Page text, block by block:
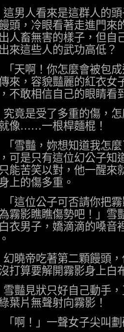
這男人看來是這群人的
頭，冷眼看著走進門來
人畜無害的樣子，但自
來這些人的武功高低？
「天啊！你怎麼會被包
來，容貌豔麗的紅衣女
不敢相信自己的眼睛看
究竟是受了多重的傷，
像……一根桿麵棍！
「雪豔，妳想知道我怎
可是只有這位幻公子知
能苦笑以對，他一醒來
上的傷多重。
「這位公子可否請你把
霧影瞧瞧傷勢吧！」雪
衣男子，嬌滴滴的嗓音
幻曉帝吃著第二顆饅頭
打算要解開霧影身上白
雪豔見狀只好自己動手
葉片無聲射向霧影！
「啊！」一聲女子尖叫